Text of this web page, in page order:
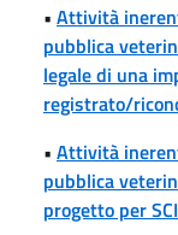
• Attività
pubblica
legale di una
registrato/
• Attività
pubblica
progetto per